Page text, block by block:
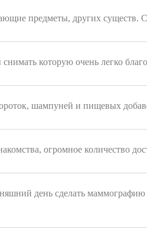
предметы, других
которую очень легко
шампуней и пищевых
огромное количество
день сделать